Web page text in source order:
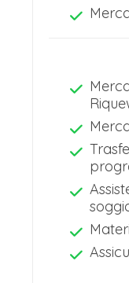
LUCERNA
Durante
di
fermarsi,